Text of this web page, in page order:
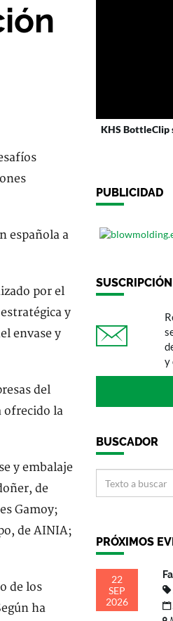
por el
y
envase y
del
ofrecido la
y embalaje
de
Gamoy;
de AINIA;
de los
ha
KHS BottleClip
PUBLICIDAD
y
BUSCADOR
PRÓXIMOS
22
SEP
2026